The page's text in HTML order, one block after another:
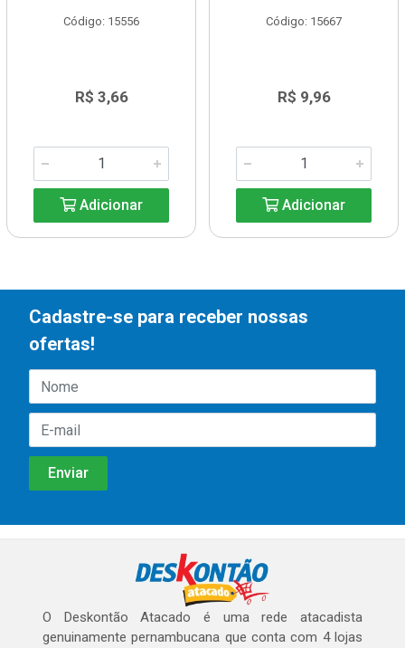
Código: 15556
R$ 3,66
Adicionar
Código: 15667
R$ 9,96
Adicionar
Cadastre-se para receber nossas
ofertas!
O Deskontão Atacado é uma rede atacadista
genuinamente pernambucana que conta com 4 lojas